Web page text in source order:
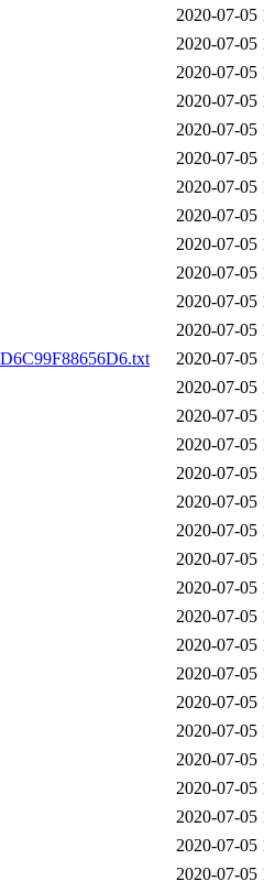
2020-07-05
2020-07-05
2020-07-05
2020-07-05
2020-07-05
2020-07-05
2020-07-05
2020-07-05
2020-07-05
2020-07-05
2020-07-05
2020-07-05
2020-07-05
2020-07-05
2020-07-05
2020-07-05
2020-07-05
2020-07-05
2020-07-05
2020-07-05
2020-07-05
2020-07-05
2020-07-05
2020-07-05
2020-07-05
2020-07-05
2020-07-05
2020-07-05
2020-07-05
2020-07-05
2020-07-05